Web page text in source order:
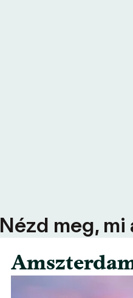
Nézd meg,